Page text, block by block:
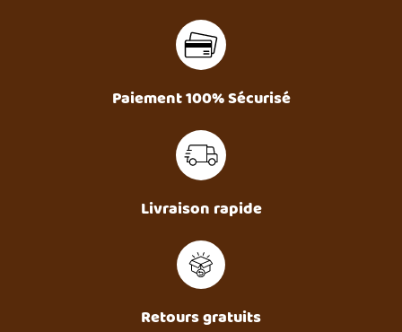
Paiement 100% Sécurisé
Livraison rapide
Retours gratuits